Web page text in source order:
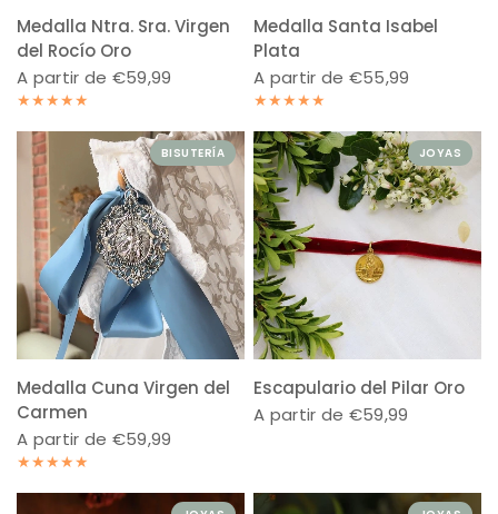
Medalla Ntra. Sra. Virgen
del Rocío Oro
A partir de €59,99
Medalla Santa Isabel
Plata
A partir de €55,99
BISUTERÍA
Medalla Cuna Virgen del
Carmen
A partir de €59,99
JOYAS
Escapulario del Pilar Oro
A partir de €59,99